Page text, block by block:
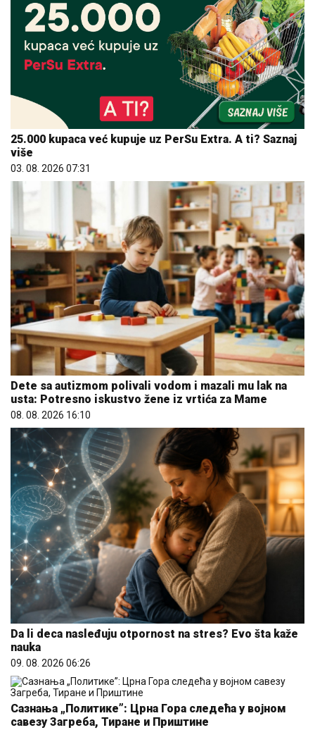
25.000 kupaca već kupuje uz PerSu Extra. A ti? Saznaj
više
03. 08. 2026 07:31
Dete sa autizmom polivali vodom i mazali mu lak na
usta: Potresno iskustvo žene iz vrtića za Mame
08. 08. 2026 16:10
Da li deca nasleđuju otpornost na stres? Evo šta kaže
nauka
09. 08. 2026 06:26
Сазнања „Политике”: Црна Гора следећа у војном
савезу Загреба, Тиране и Приштине